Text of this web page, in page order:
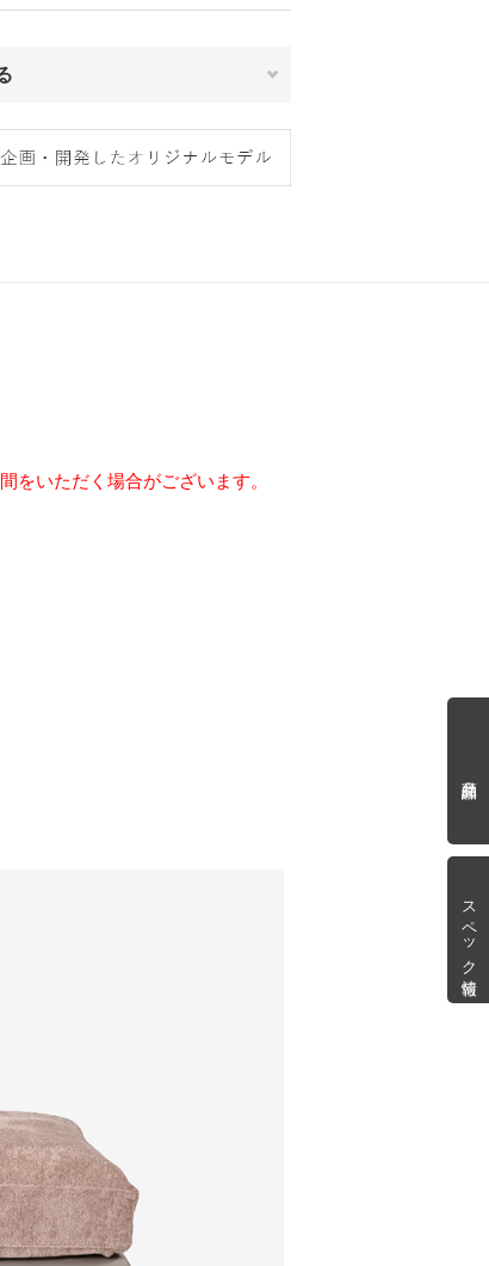
スペック情報
をいただく場合がございます。